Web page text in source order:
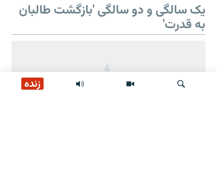
زنده
یک سالگی و دو سالگی 'بازگشت طالبان
به قدرت'